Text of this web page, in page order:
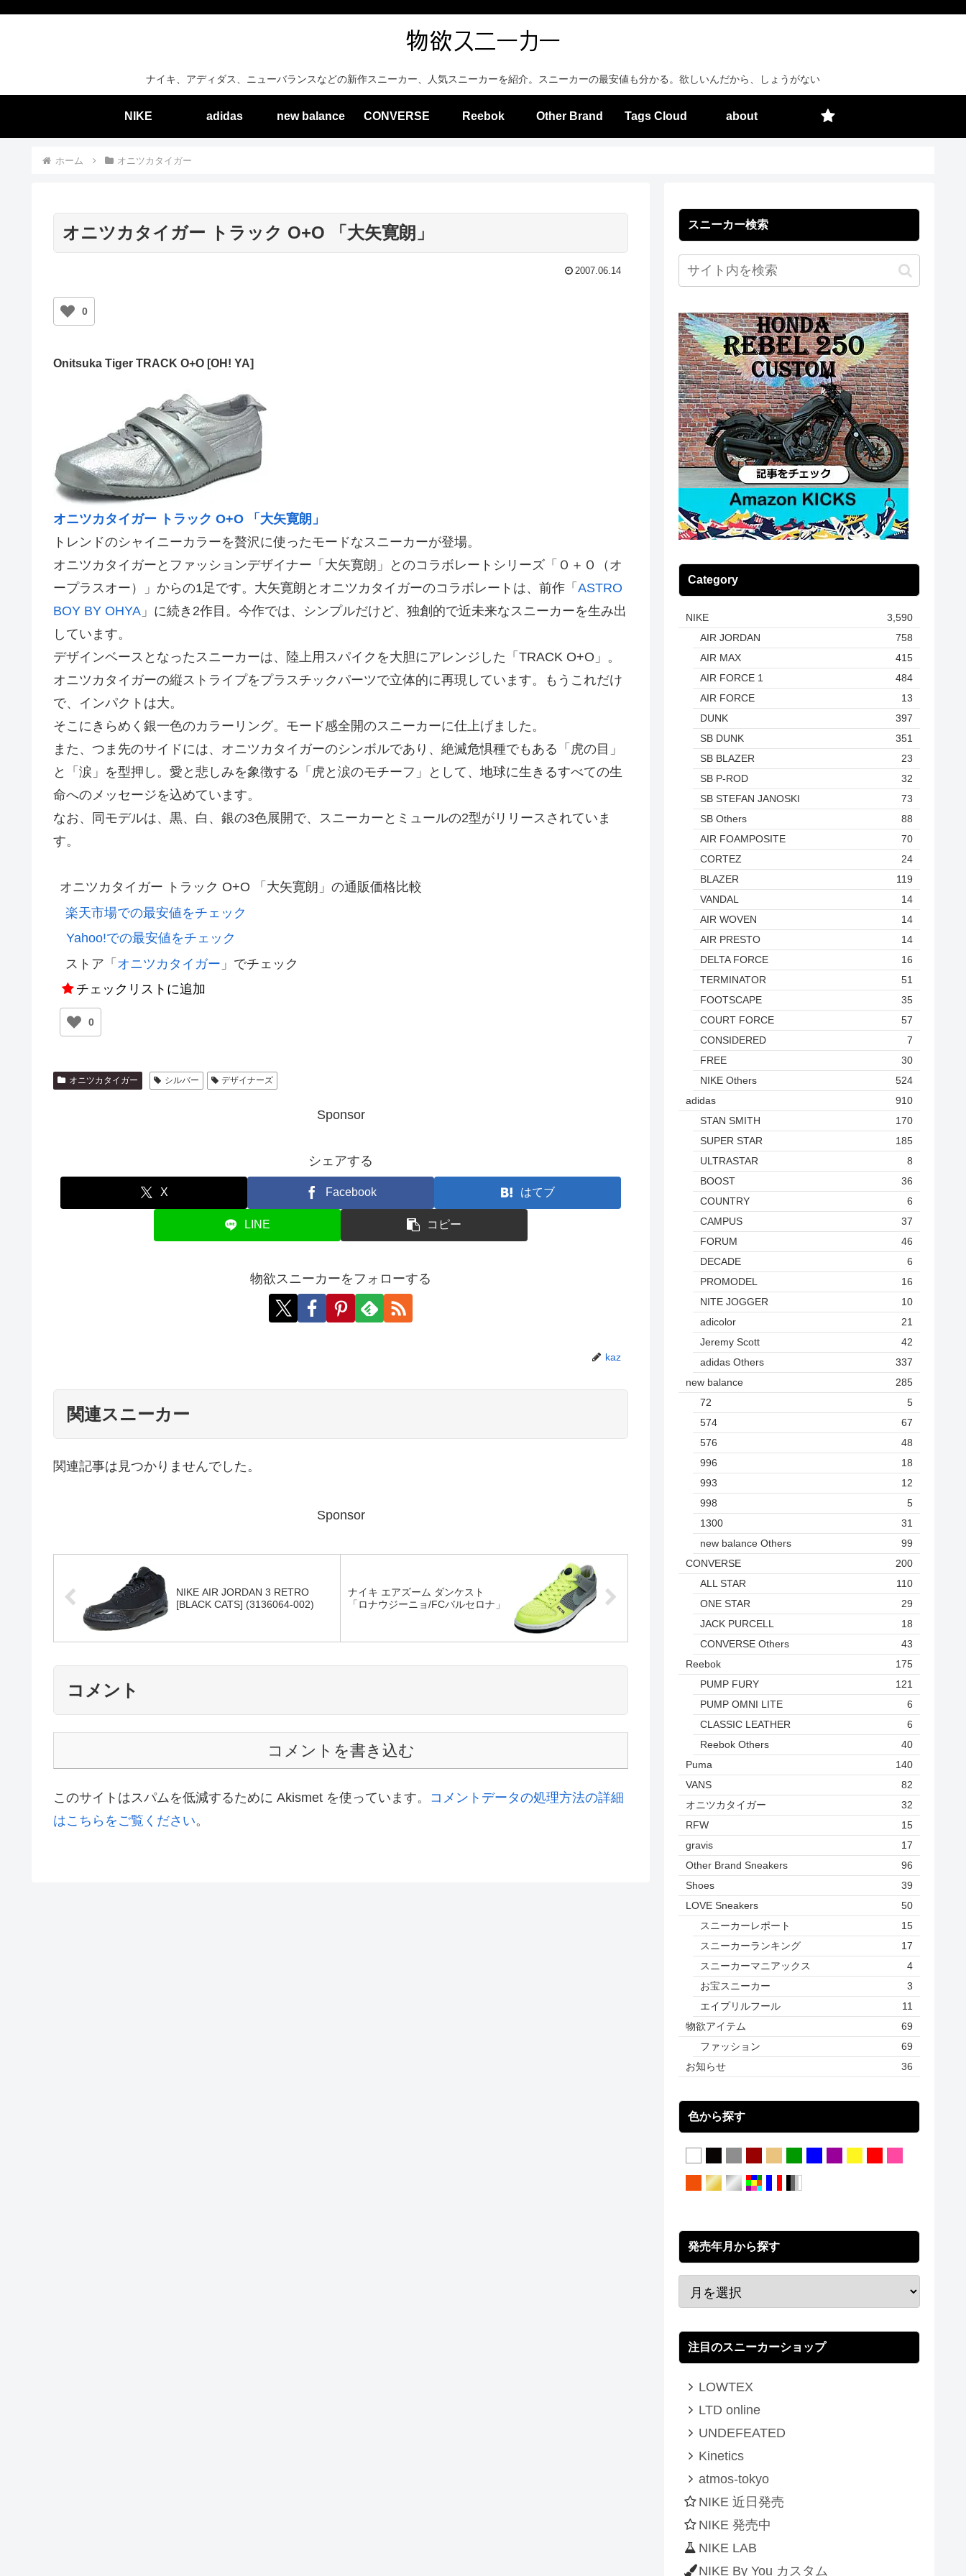
ナイキ、アディダス、ニューバランスなどの新作スニーカー、人気スニーカーを紹介。スニーカーの最安値も分かる。欲しいんだから、しょうがない
NIKE adidas new balance CONVERSE Reebok Other Brand Tags Cloud about
ホーム オニツカタイガー
オニツカタイガー トラック O+O 「大矢寛朗」
2007.06.14
0
Onitsuka Tiger TRACK O+O [OH! YA]
オニツカタイガー トラック O+O 「大矢寛朗」
トレンドのシャイニーカラーを贅沢に使ったモードなスニーカーが登場。
オニツカタイガーとファッションデザイナー「大矢寛朗」とのコラボレートシリーズ「Ｏ＋Ｏ（オ
ープラスオー）」からの1足です。大矢寛朗とオニツカタイガーのコラボレートは、前作「 ASTRO
BOY BY OHYA 」に続き2作目。今作では、シンプルだけど、独創的で近未来なスニーカーを生み出
しています。
デザインベースとなったスニーカーは、陸上用スパイクを大胆にアレンジした「TRACK O+O」。
オニツカタイガーの縦ストライプをプラスチックパーツで立体的に再現しています。もうこれだけ
で、インパクトは大。
そこにきらめく銀一色のカラーリング。モード感全開のスニーカーに仕上げました。
また、つま先のサイドには、オニツカタイガーのシンボルであり、絶滅危惧種でもある「虎の目」
と「涙」を型押し。愛と悲しみを象徴する「虎と涙のモチーフ」として、地球に生きるすべての生
命へのメッセージを込めています。
なお、同モデルは、黒、白、銀の3色展開で、スニーカーとミュールの2型がリリースされていま
す。
オニツカタイガー トラック O+O 「大矢寛朗」の通販価格比較
楽天市場での最安値をチェック
Yahoo!での最安値をチェック
ストア「 オニツカタイガー 」でチェック
チェックリストに追加
0
オニツカタイガー シルバー デザイナーズ
Sponsor
X Facebook はてブ
kaz
関連スニーカー
関連記事は見つかりませんでした。
Sponsor
スニーカー検索
Category
NIKE
3,590
AIR JORDAN
758
AIR MAX
415
AIR FORCE 1
484
AIR FORCE
13
DUNK
397
SB DUNK
351
SB BLAZER
23
SB P-ROD
32
SB STEFAN JANOSKI
73
SB Others
88
AIR FOAMPOSITE
70
CORTEZ
24
BLAZER
119
VANDAL
14
AIR WOVEN
14
AIR PRESTO
14
DELTA FORCE
16
TERMINATOR
51
FOOTSCAPE
35
COURT FORCE
57
CONSIDERED
7
FREE
30
NIKE Others
524
adidas
910
STAN SMITH
170
SUPER STAR
185
ULTRASTAR
8
BOOST
36
COUNTRY
6
CAMPUS
37
FORUM
46
DECADE
6
PROMODEL
16
NITE JOGGER
10
adicolor
21
Jeremy Scott
42
adidas Others
337
new balance
285
72
5
574
67
576
48
996
18
993
12
998
5
1300
31
new balance Others
99
CONVERSE
200
ALL STAR
110
ONE STAR
29
JACK PURCELL
18
CONVERSE Others
43
Reebok
175
PUMP FURY
121
PUMP OMNI LITE
6
CLASSIC LEATHER
6
Reebok Others
40
Puma
140
VANS
82
オニツカタイガー
32
RFW
15
gravis
17
Other Brand Sneakers
96
Shoes
39
LOVE Sneakers
50
スニーカーレポート
15
スニーカーランキング
17
スニーカーマニアックス
4
お宝スニーカー
3
エイプリルフール
11
物欲アイテム
69
ファッション
69
お知らせ
36
色から探す
発売年月から探す
注目のスニーカーショップ
LOWTEX
LTD online
UNDEFEATED
Kinetics
atmos-tokyo
NIKE 近日発売
NIKE 発売中
NIKE LAB
NIKE By You カスタム